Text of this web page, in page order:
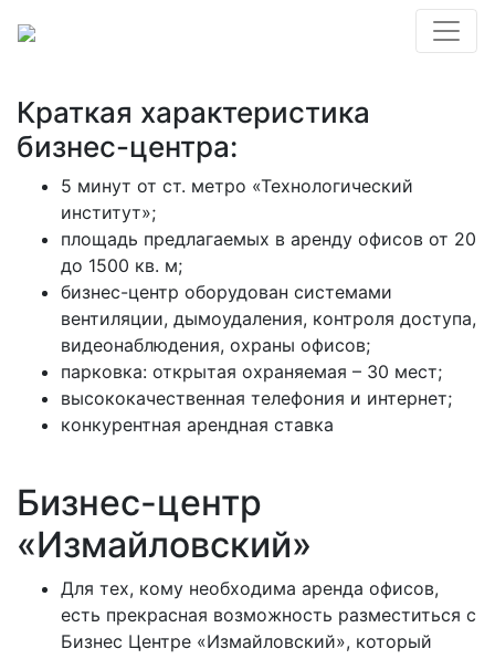
О компании
Краткая характеристика
бизнес-центра:
5 минут от ст. метро «Технологический
институт»;
площадь предлагаемых в аренду офисов от 20
до 1500 кв. м;
бизнес-центр оборудован системами
вентиляции, дымоудаления, контроля доступа,
видеонаблюдения, охраны офисов;
парковка: открытая охраняемая – 30 мест;
высококачественная телефония и интернет;
конкурентная арендная ставка
Бизнес-центр
«Измайловский»
Для тех, кому необходима аренда офисов,
есть прекрасная возможность разместиться с
Бизнес Центре «Измайловский», который